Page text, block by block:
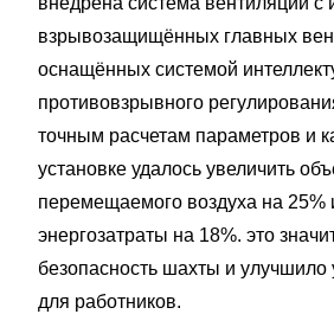
взрывозащищённых главных
оснащённых системой
противовзрывного
точным расчетам параметров и
установке удалось увеличить
перемещаемого воздуха на 25%
энергозатраты на 18%. это
безопасность шахты и улучшило
для работников.